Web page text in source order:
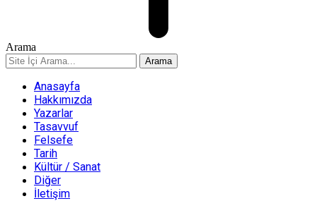
Arama
Anasayfa
Hakkımızda
Yazarlar
Tasavvuf
Felsefe
Tarih
Kültür / Sanat
Diğer
İletişim